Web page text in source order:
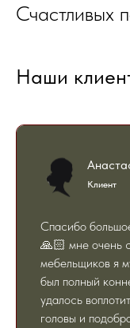
Счастливых
Наши
Клиент
Спасибо
🙏🏻 мне очень
мебельщиков я
был полный
удалось
головы и